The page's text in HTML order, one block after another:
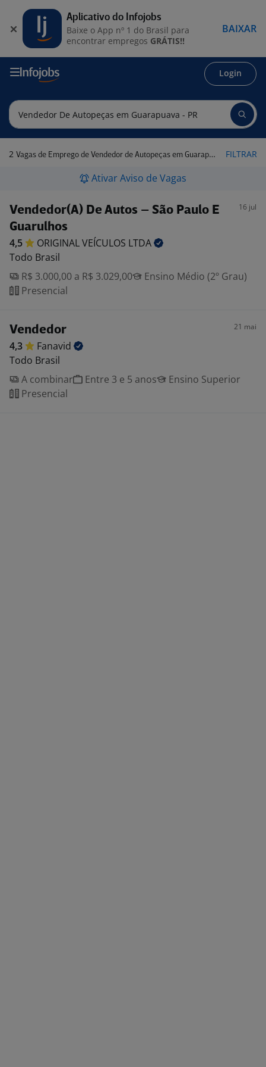
Login
2 Vagas de Emprego de Vendedor de Autopeças em Guarapuava - PR FILTRAR
Ativar Aviso de Vagas
Vendedor(A) De Autos – São Paulo E
Guarulhos
16 jul
4,5 ORIGINAL VEÍCULOS LTDA
Todo Brasil
R$ 3.000,00 a R$ 3.029,00
Ensino Médio (2º Grau)
Presencial
Vendedor 21 mai
4,3
Fanavid
Todo Brasil
A combinar
Entre 3 e 5 anos
Ensino Superior
Presencial
Aplicativo do Infojobs
Baixe o App nº 1 do Brasil para
encontrar empregos GRÁTIS!!
BAIXAR